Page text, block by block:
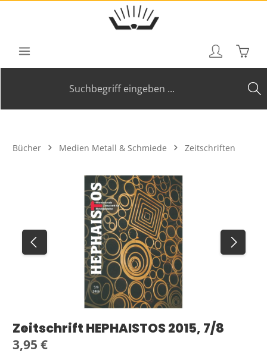
Zum Hauptinhalt springen
Bücher Medien Metall & Schmiede Zeitschriften
Bildergalerie überspringen
Zeitschrift HEPHAISTOS 2015, 7/8
Regulärer Preis:
3,95 €